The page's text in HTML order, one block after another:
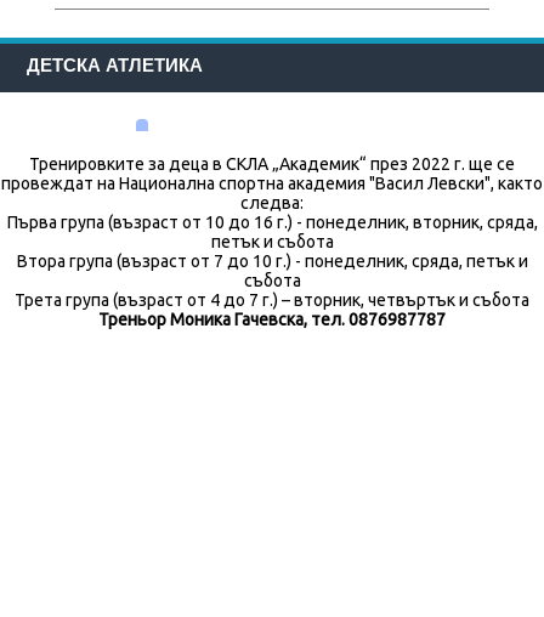
ДЕТСКА АТЛЕТИКА
Тренировките за деца в СКЛА „Академик“ през 2022 г. ще се
провеждат на Национална спортна академия "Васил Левски", както
следва:
Първа група (възраст от 10 до 16 г.) - понеделник, вторник, сряда,
петък и събота
Втора група (възраст от 7 до 10 г.) - понеделник, сряда, петък и
събота
Трета група (възраст от 4 до 7 г.) – вторник, четвъртък и събота
Треньор Моника Гачевска, тел. 0876987787